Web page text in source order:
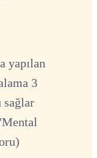
yapılan
3